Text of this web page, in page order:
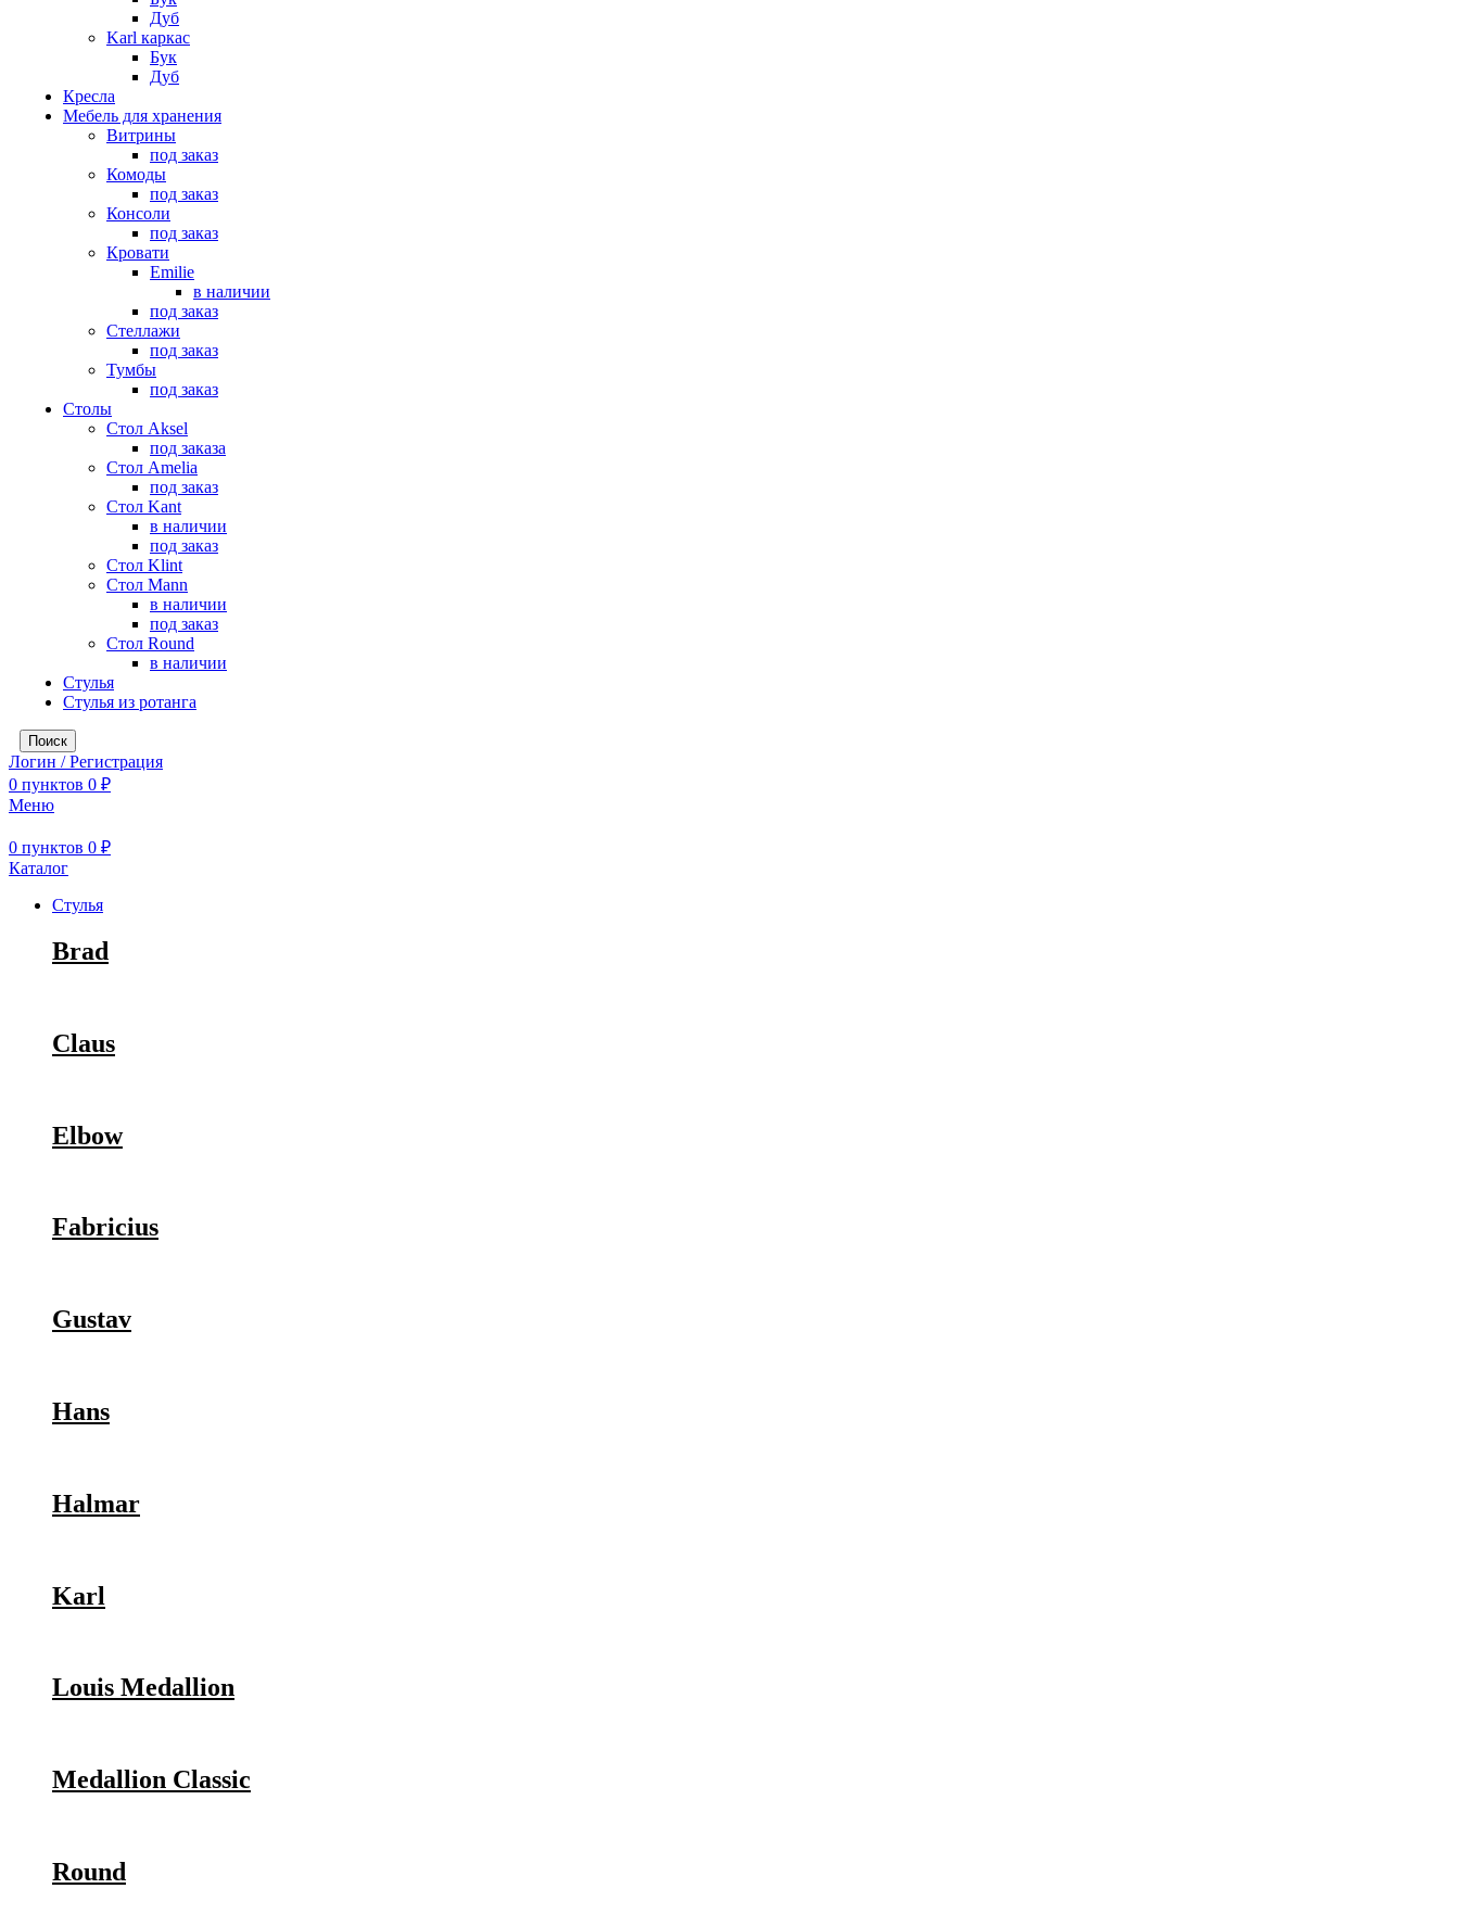
Дуб
Karl каркас
Бук
Дуб
Кресла
Мебель для хранения
Витрины
под заказ
Комоды
под заказ
Консоли
под заказ
Кровати
Emilie
в наличии
под заказ
Стеллажи
под заказ
Тумбы
под заказ
Столы
Стол Aksel
под заказа
Стол Amelia
под заказ
Стол Kant
в наличии
под заказ
Стол Klint
Стол Mann
в наличии
под заказ
Стол Round
в наличии
Стулья
Стулья из ротанга
Поиск
Логин / Регистрация
0 пунктов 0 ₽
Меню
0 пунктов 0 ₽
Каталог
Стулья
Brad
Claus
Elbow
Fabricius
Gustav
Hans
Halmar
Karl
Louis Medallion
Medallion Classic
Round